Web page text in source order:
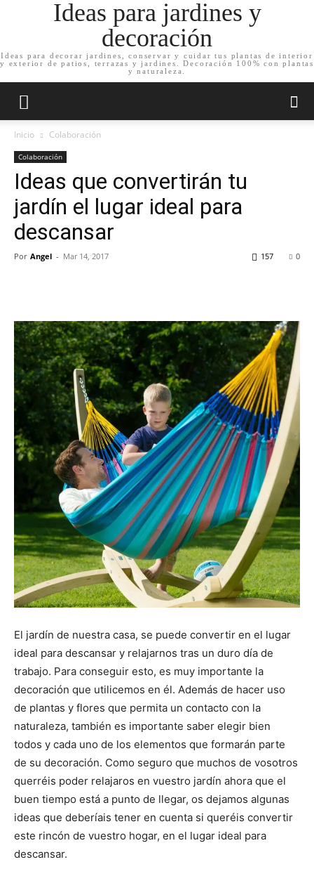
Ideas para jardines y
decoración
Ideas para decorar jardines, conservar y cuidar tus plantas de interior
y exterior de patios, terrazas y jardines. Decoración 100% con plantas
y naturaleza.
Inicio Colaboración
Colaboración
Ideas que convertirán tu
jardín el lugar ideal para
descansar
Por Angel - Mar 14, 2017 0
157
El jardín de nuestra casa, se puede convertir en el lugar
ideal para descansar y relajarnos tras un duro día de
trabajo. Para conseguir esto, es muy importante la
decoración que utilicemos en él. Además de hacer uso
de plantas y flores que permita un contacto con la
naturaleza, también es importante saber elegir bien
todos y cada uno de los elementos que formarán parte
de su decoración. Como seguro que muchos de vosotros
querréis poder relajaros en vuestro jardín ahora que el
buen tiempo está a punto de llegar, os dejamos algunas
ideas que deberíais tener en cuenta si queréis convertir
este rincón de vuestro hogar, en el lugar ideal para
descansar.